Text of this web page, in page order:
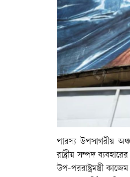
পারস্য উপসাগরীয়
রাষ্ট্রীয় সম্পদ
উপ-পররাষ্ট্রমন্ত্রী